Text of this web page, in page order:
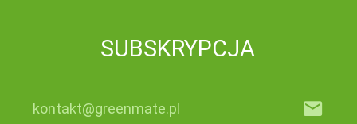
SUBSKRYPCJA
kontakt@greenmate.pl